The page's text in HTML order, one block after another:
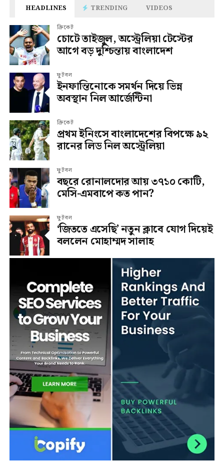
HEADLINES TRENDING VIDEOS
ক্রিকেট
চোটে তাইজুল, অস্ট্রেলিয়া টেস্টের
আগে বড় দুশ্চিন্তায় বাংলাদেশ
ফুটবল
ইনফান্তিনোকে সমর্থন দিয়ে ভিন্ন
অবস্থান নিল আর্জেন্টিনা
ক্রিকেট
প্রথম ইনিংসে বাংলাদেশের বিপক্ষে ৯২
রানের লিড নিল অস্ট্রেলিয়া
ফুটবল
বছরে রোনালদোর আয় ৩৭১০ কোটি,
মেসি-এমবাপে কত পান?
ফুটবল
‘জিততে এসেছি’ নতুন ক্লাবে যোগ দিয়েই
বললেন মোহাম্মদ সালাহ